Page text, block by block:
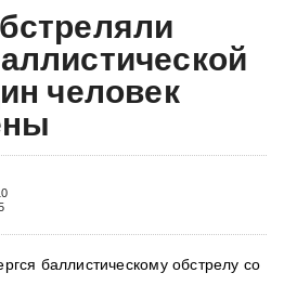
человек
баллистическому обстрелу со